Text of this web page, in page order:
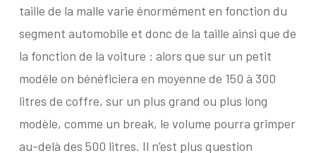
taille de la malle varie énormément en fonction du
segment automobile et donc de la taille ainsi que de
la fonction de la voiture : alors que sur un petit
modèle on bénéficiera en moyenne de 150 à 300
litres de coffre, sur un plus grand ou plus long
modèle, comme un break, le volume pourra grimper
au-delà des 500 litres. Il n’est plus question